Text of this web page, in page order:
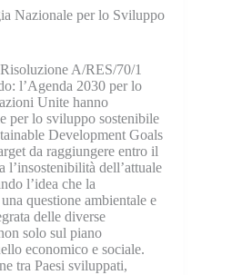
Nazionale per lo Sviluppo
A/RES/70/1
l’Agenda 2030 per lo
Unite hanno
per lo sviluppo sostenibile
Development Goals
da raggiungere entro il
l’insostenibilità dell’attuale
l’idea che la
questione ambientale e
delle diverse
solo sul piano
economico e sociale.
tra Paesi sviluppati,